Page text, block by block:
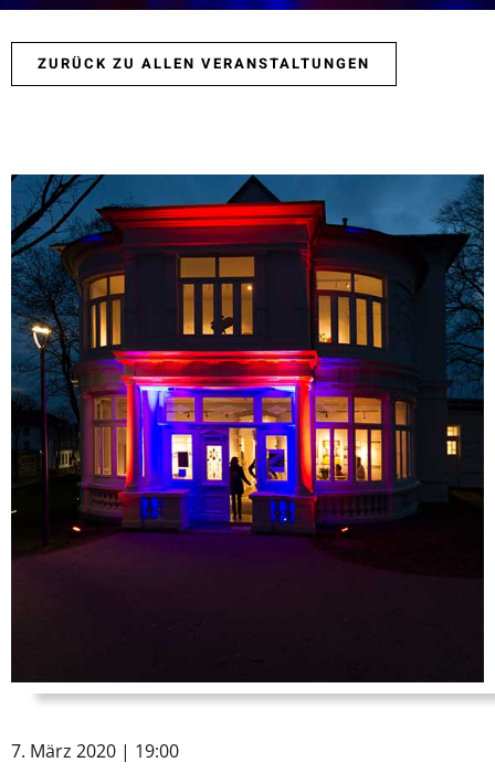
ZURÜCK ZU ALLEN VERANSTALTUNGEN
7. März 2020 | 19:00